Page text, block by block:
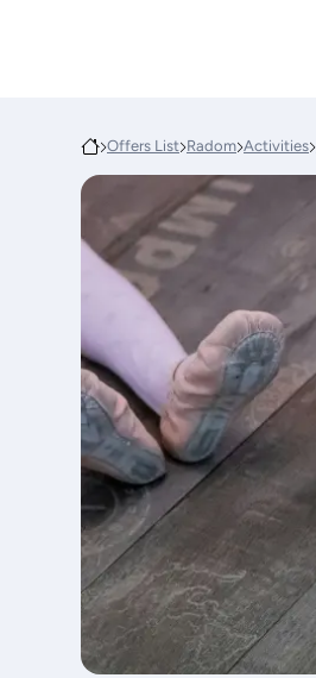
Offers List Radom Activities